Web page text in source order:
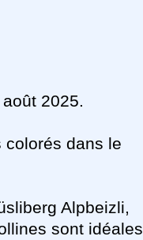
2025.
colorés dans le
Alpbeizli,
sont idéales